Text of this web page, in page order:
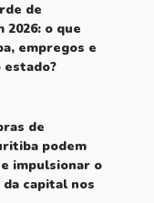
de
o que
empregos e
de
podem
impulsionar o
capital nos